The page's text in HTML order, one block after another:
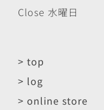
Close 水曜日
> top
> log
> online store